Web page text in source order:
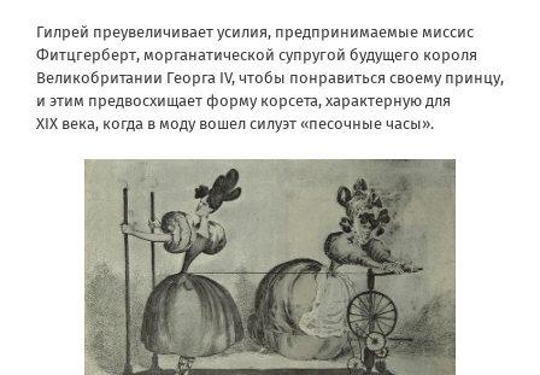
Гилрей преувеличивает усилия, предпринимаемые миссис
Фитцгерберт, морганатической супругой будущего короля
Великобритании Георга IV, чтобы понравиться своему принцу,
и этим предвосхищает форму корсета, характерную для
XIX века, когда в моду вошел силуэт «песочные часы».